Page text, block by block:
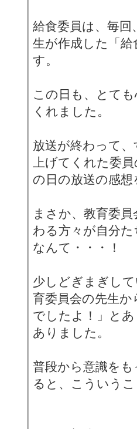
給食委員は、毎回
生が作成した「
す。
この日も、とて
くれました。
放送が終わって
上げてくれた委
の日の放送の感
まさか、教育委
わる方々が自分
なんて・・・！
少しどぎまぎし
育委員会の先生
でしたよ！」と
ありました。
普段から意識を
ると、こういう